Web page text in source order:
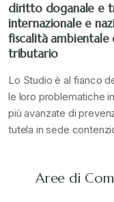
diritto doganale e
internazionale e
fiscalità ambientale
tributario
Lo Studio è al fianco
le loro problematiche
più avanzate di
tutela in sede
Aree di